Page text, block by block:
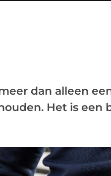
dan alleen
Het is een